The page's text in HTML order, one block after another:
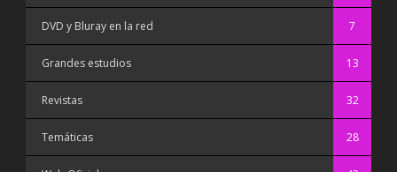
DVD y Bluray en la red 7
Grandes estudios 13
Revistas 32
Temáticas 28